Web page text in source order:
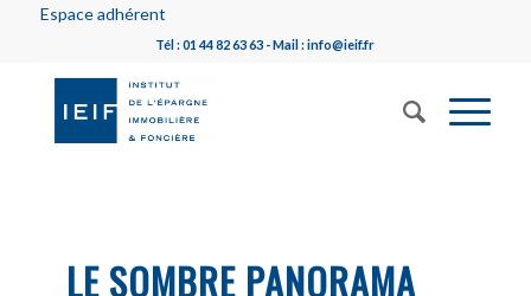
Espace adhérent
Tél : 01 44 82 63 63 - Mail : info@ieif.fr
LE SOMBRE PANORAMA